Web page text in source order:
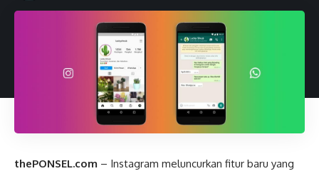
thePONSEL.com – Instagram meluncurkan fitur baru yang